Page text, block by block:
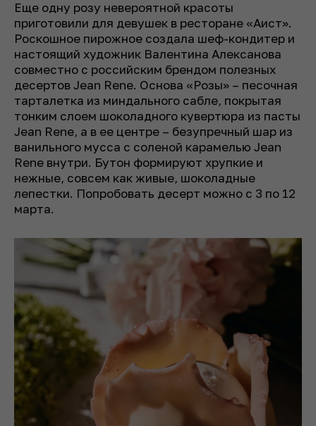
Еще одну розу невероятной красоты
приготовили для девушек в ресторане «Аист».
Роскошное пирожное создала шеф-кондитер и
настоящий художник Валентина Алексанова
совместно с российским брендом полезных
десертов Jean Rene. Основа «Розы» – песочная
тарталетка из миндального сабле, покрытая
тонким слоем шоколадного кувертюра из пасты
Jean Rene, а в ее центре – безупречный шар из
ванильного мусса с соленой карамелью Jean
Rene внутри. Бутон формируют хрупкие и
нежные, совсем как живые, шоколадные
лепестки. Попробовать десерт можно с 3 по 12
марта.